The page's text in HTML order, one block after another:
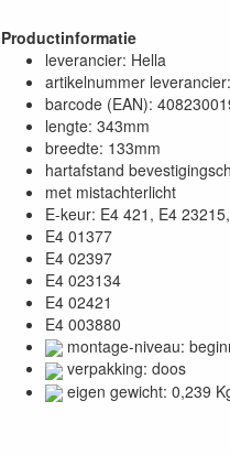
Productinformatie
leverancier: Hella
artikelnummer
barcode (EAN):
lengte: 343mm
breedte: 133mm
hartafstand
met mistachterlicht
E-keur: E4 421, E4
E4 01377
E4 02397
E4 023134
E4 02421
E4 003880
montage-niveau:
verpakking: doos
eigen gewicht: 0,239